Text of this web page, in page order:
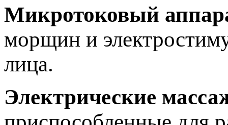
Микротоковый
морщин и
лица.
Электрические